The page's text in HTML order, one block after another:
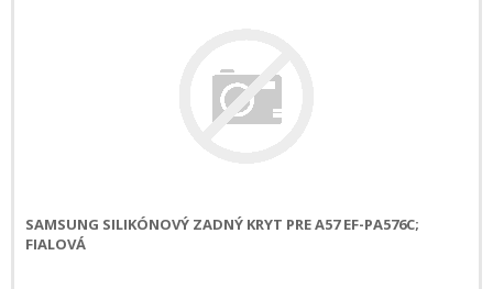
SAMSUNG SILIKÓNOVÝ ZADNÝ KRYT PRE A57 EF-PA576C;
FIALOVÁ